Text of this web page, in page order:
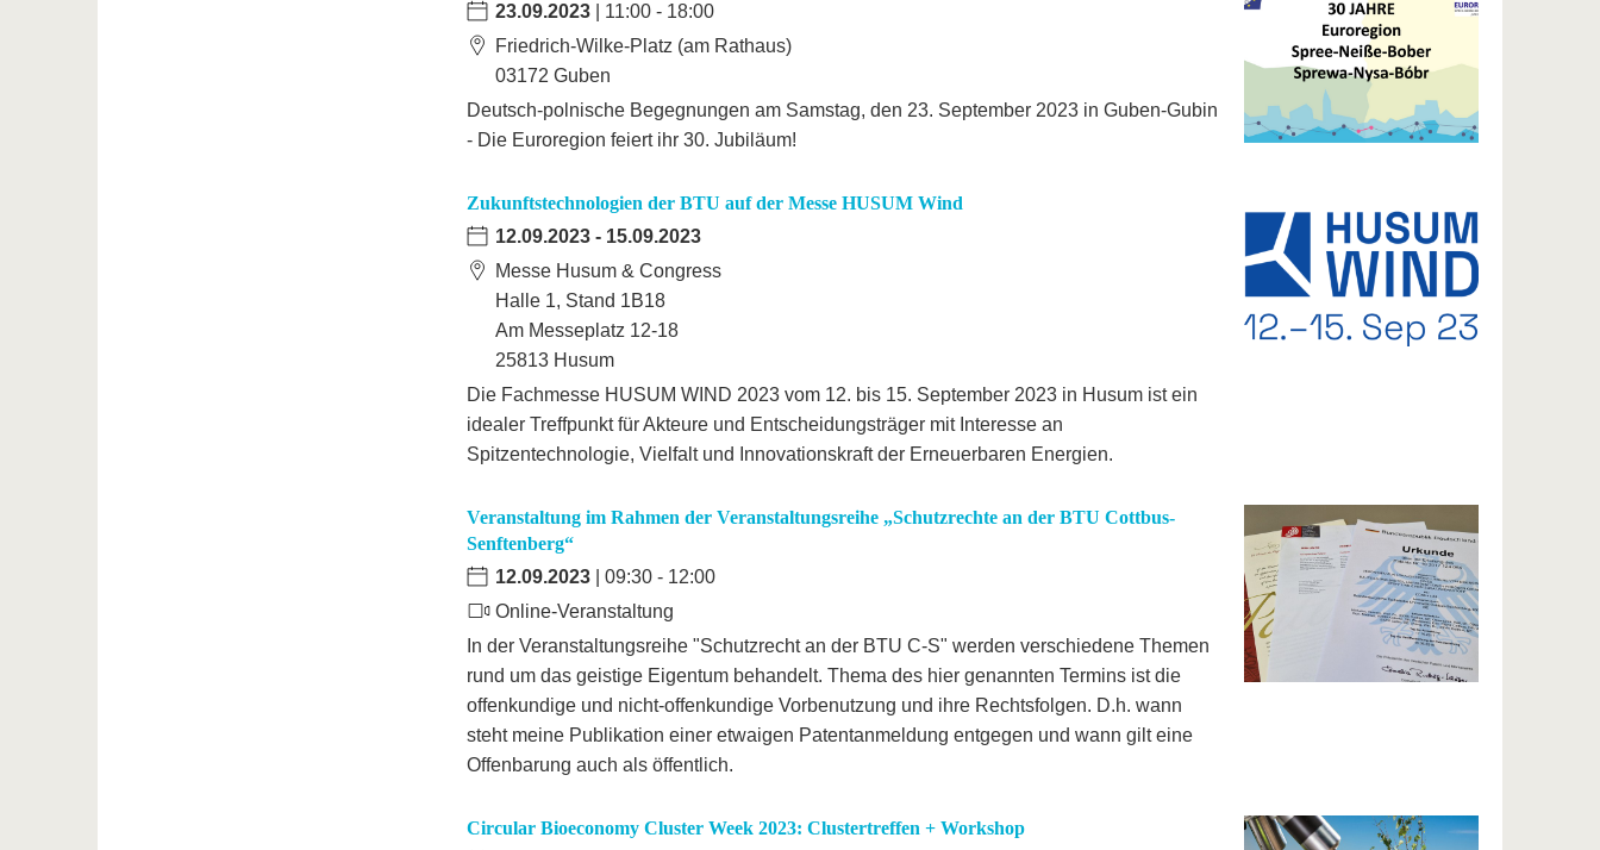
23.09.2023 | 11:00 - 18:00
Friedrich-Wilke-Platz (am Rathaus)
03172 Guben
Deutsch-polnische Begegnungen am Samstag, den 23. September 2023 in Guben-Gubin
- Die Euroregion feiert ihr 30. Jubiläum!
Zukunftstechnologien der BTU auf der Messe HUSUM Wind
12.09.2023 - 15.09.2023
Messe Husum & Congress
Halle 1, Stand 1B18
Am Messeplatz 12-18
25813 Husum
Die Fachmesse HUSUM WIND 2023 vom 12. bis 15. September 2023 in Husum ist ein
idealer Treffpunkt für Akteure und Entscheidungsträger mit Interesse an
Spitzentechnologie, Vielfalt und Innovationskraft der Erneuerbaren Energien.
Veranstaltung im Rahmen der Veranstaltungsreihe „Schutzrechte an der BTU Cottbus-
Senftenberg“
12.09.2023 | 09:30 - 12:00
Online-Veranstaltung
In der Veranstaltungsreihe "Schutzrecht an der BTU C-S" werden verschiedene Themen
rund um das geistige Eigentum behandelt. Thema des hier genannten Termins ist die
offenkundige und nicht-offenkundige Vorbenutzung und ihre Rechtsfolgen. D.h. wann
steht meine Publikation einer etwaigen Patentanmeldung entgegen und wann gilt eine
Offenbarung auch als öffentlich.
Circular Bioeconomy Cluster Week 2023: Clustertreffen + Workshop